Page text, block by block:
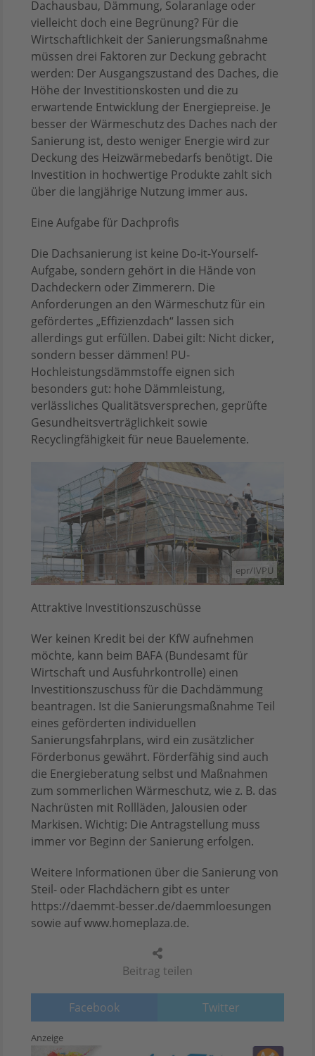
Beitrag teilen
Facebook Twitter
Dachausbau, Dämmung, Solaranlage oder
vielleicht doch eine Begrünung? Für die
Wirtschaftlichkeit der Sanierungsmaßnahme
müssen drei Faktoren zur Deckung gebracht
werden: Der Ausgangszustand des Daches, die
Höhe der Investitionskosten und die zu
erwartende Entwicklung der Energiepreise. Je
besser der Wärmeschutz des Daches nach der
Sanierung ist, desto weniger Energie wird zur
Deckung des Heizwärmebedarfs benötigt. Die
Investition in hochwertige Produkte zahlt sich
über die langjährige Nutzung immer aus.
Eine Aufgabe für Dachprofis
Die Dachsanierung ist keine Do-it-Yourself-
Aufgabe, sondern gehört in die Hände von
Dachdeckern oder Zimmerern. Die
Anforderungen an den Wärmeschutz für ein
gefördertes „Effizienzdach“ lassen sich
allerdings gut erfüllen. Dabei gilt: Nicht dicker,
sondern besser dämmen! PU-
Hochleistungsdämmstoffe eignen sich
besonders gut: hohe Dämmleistung,
verlässliches Qualitätsversprechen, geprüfte
Gesundheitsverträglichkeit sowie
Recyclingfähigkeit für neue Bauelemente.
epr/IVPU
Attraktive Investitionszuschüsse
Wer keinen Kredit bei der KfW aufnehmen
möchte, kann beim BAFA (Bundesamt für
Wirtschaft und Ausfuhrkontrolle) einen
Investitionszuschuss für die Dachdämmung
beantragen. Ist die Sanierungsmaßnahme Teil
eines geförderten individuellen
Sanierungsfahrplans, wird ein zusätzlicher
Förderbonus gewährt. Förderfähig sind auch
die Energieberatung selbst und Maßnahmen
zum sommerlichen Wärmeschutz, wie z. B. das
Nachrüsten mit Rollläden, Jalousien oder
Markisen. Wichtig: Die Antragstellung muss
immer vor Beginn der Sanierung erfolgen.
Weitere Informationen über die Sanierung von
Steil- oder Flachdächern gibt es unter
https://daemmt-besser.de/daemmloesungen
sowie auf www.homeplaza.de.
Anzeige